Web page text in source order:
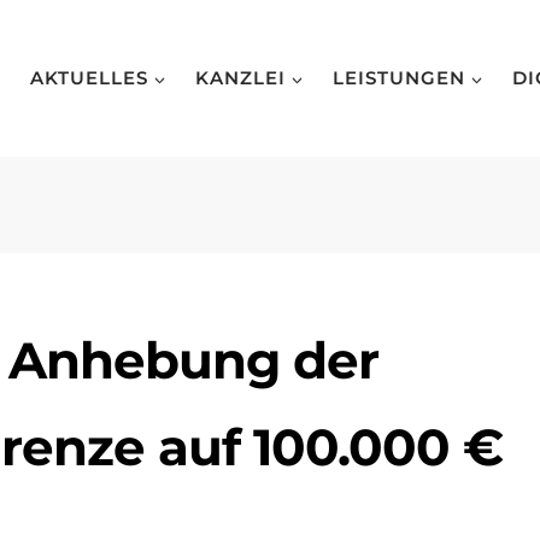
AKTUELLES KANZLEI LEISTUNGEN
der
auf 100.000 €